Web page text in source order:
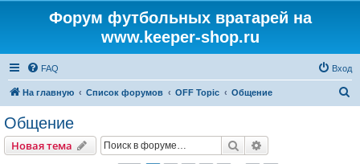
Форум футбольных вратарей на
www.keeper-shop.ru
FAQ Вход
На главную Список форумов OFF Topic Общение
Общение
Новая тема Поиск